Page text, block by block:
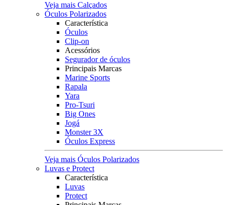
Veja mais Calçados
Óculos Polarizados
Característica
Óculos
Clip-on
Acessórios
Segurador de óculos
Principais Marcas
Marine Sports
Rapala
Yara
Pro-Tsuri
Big Ones
Jogá
Monster 3X
Óculos Express
Veja mais Óculos Polarizados
Luvas e Protect
Característica
Luvas
Protect